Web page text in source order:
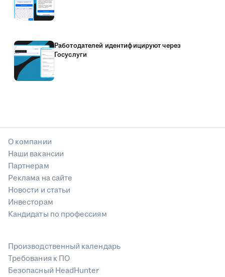
Работодателей идентифицируют через
Госуслуги
О компании
Наши вакансии
Партнерам
Реклама на сайте
Новости и статьи
Инвесторам
Кандидаты по профессиям
Производственный календарь
Требования к ПО
Безопасный HeadHunter